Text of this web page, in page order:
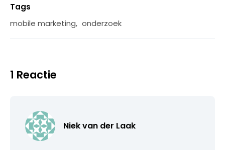
Tags
mobile marketing, onderzoek
1 Reactie
Niek van der Laak